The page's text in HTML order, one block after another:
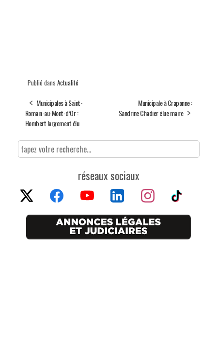
Publié dans Actualité
Municipales à Saint-
Romain-au-Mont-d’Or :
Hombert largement élu
Municipale à Craponne :
Sandrine Chadier élue maire
réseaux sociaux